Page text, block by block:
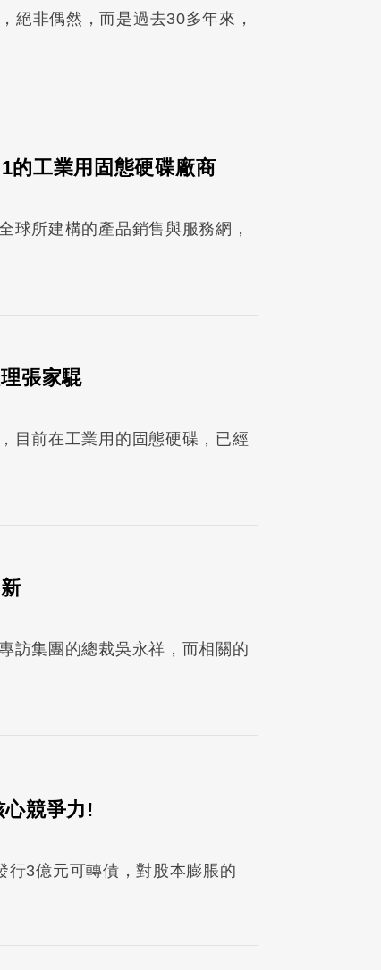
絕非偶然，而是過去30多年來，
的工業用固態硬碟廠商
球所建構的產品銷售與服務網，
張家騉
目前在工業用的固態硬碟，已經
訪集團的總裁吳永祥，而相關的
競爭力!
3億元可轉債，對股本膨脹的